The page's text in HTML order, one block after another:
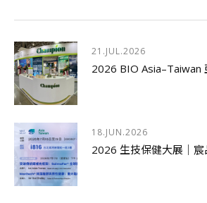
21.JUL.2026
18.JUN.2026